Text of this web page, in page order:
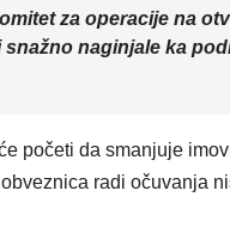
za operacije na
naginjale ka
početi da smanjuje
radi očuvanja